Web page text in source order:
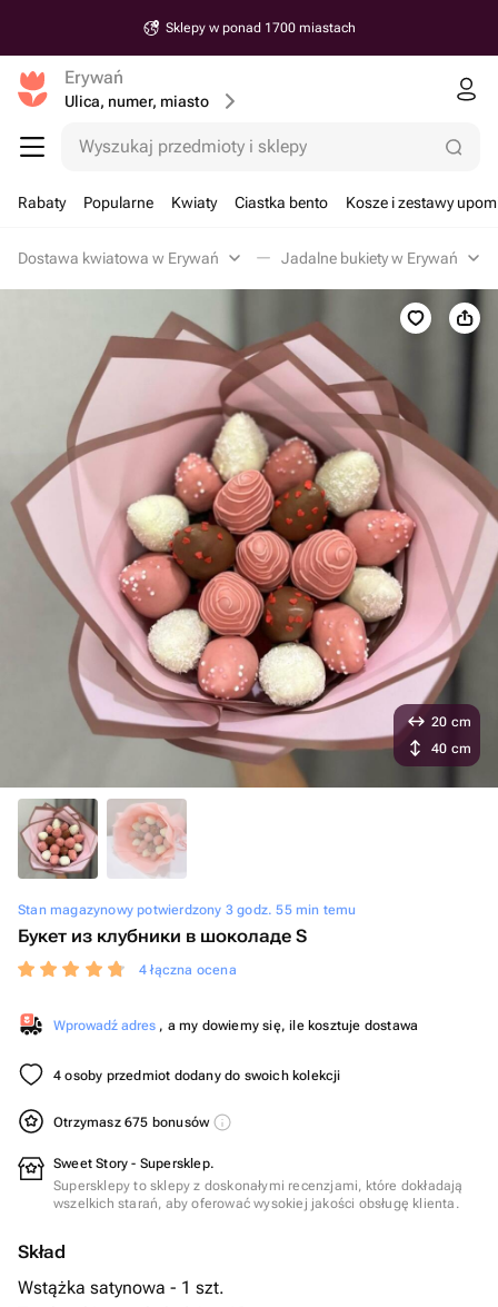
Sklepy w ponad 1700 miastach
Erywań
Ulica, numer, miasto
Wyszukaj przedmioty i sklepy
Rabaty Popularne Kwiaty Ciastka bento Kosze i zestawy
Dostawa kwiatowa w Erywań Jadalne bukiety w Erywań
Stan magazynowy potwierdzony 3 godz. 55 min temu
Букет из клубники в шоколаде S
4 łączna ocena
Wprowadź adres , a my dowiemy się, ile kosztuje dostawa
4 osoby przedmiot dodany do swoich kolekcji
Otrzymasz 675 bonusów
Sweet Story - Supersklep.
Supersklepy to sklepy z doskonałymi recenzjami, które dokładają
wszelkich starań, aby oferować wysokiej jakości obsługę klienta.
Skład
Wstążka satynowa - 1 szt.
20 cm
40 cm